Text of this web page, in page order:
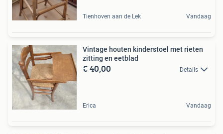
Tienhoven aan de Lek Vandaag
Vintage houten kinderstoel met rieten
zitting en eetblad
€ 40,00 Details
Erica Vandaag